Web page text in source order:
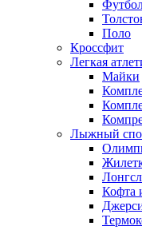
Поло
Кроссфит
Легкая
Майки
Лыжный
Кофта